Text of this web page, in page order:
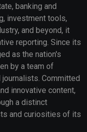
banking and
investment tools,
and beyond, it
reporting. Since its
as the nation's
by a team of
Committed
innovative content,
a distinct
and curiosities of its